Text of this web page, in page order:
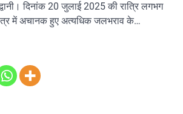
दिनांक 20 जुलाई 2025 की रात्रि लगभग
में अचानक हुए अत्यधिक जलभराव के…